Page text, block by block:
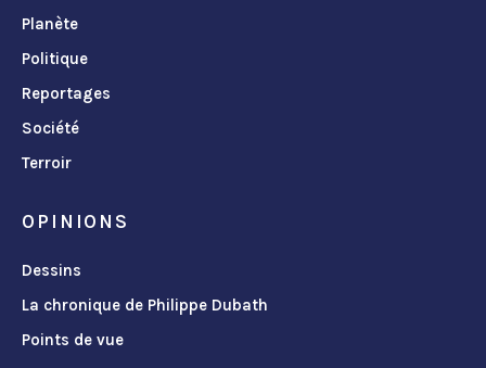
Planète
Politique
Reportages
Société
Terroir
OPINIONS
Dessins
La chronique de Philippe Dubath
Points de vue